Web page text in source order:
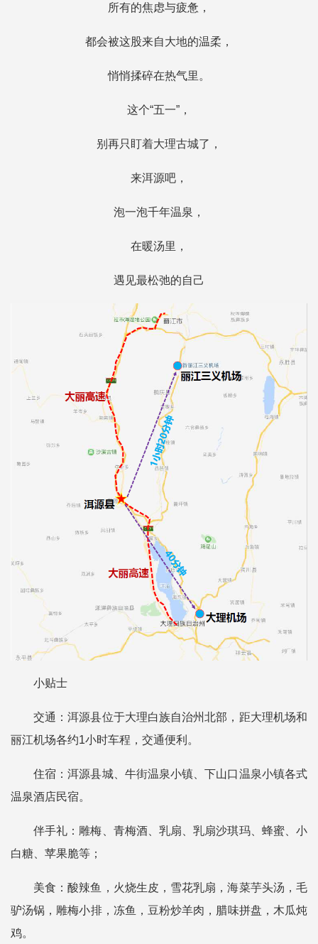
所有的焦虑与疲惫，
都会被这股来自大地的温柔，
悄悄揉碎在热气里。
这个“五一”，
别再只盯着大理古城了，
来洱源吧，
泡一泡千年温泉，
在暖汤里，
遇见最松弛的自己
小贴士
交通：洱源县位于大理白族自治州北部，距大理机场和
丽江机场各约1小时车程，交通便利。
住宿：洱源县城、牛街温泉小镇、下山口温泉小镇各式
温泉酒店民宿。
伴手礼：雕梅、青梅酒、乳扇、乳扇沙琪玛、蜂蜜、小
白糖、苹果脆等；
美食：酸辣鱼，火烧生皮，雪花乳扇，海菜芋头汤，毛
驴汤锅，雕梅小排，冻鱼，豆粉炒羊肉，腊味拼盘，木瓜炖
鸡。